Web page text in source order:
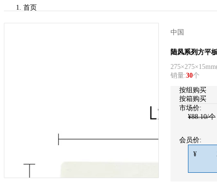
首页
中国
酒总精选
陆风系列方平
275×275×15mm
销量:30个
按组 购买
按箱购买
市场价:
¥88.10/个
会员价:
¥